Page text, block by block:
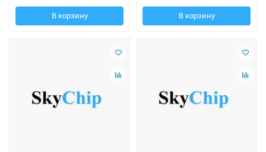
В корзину В корзину